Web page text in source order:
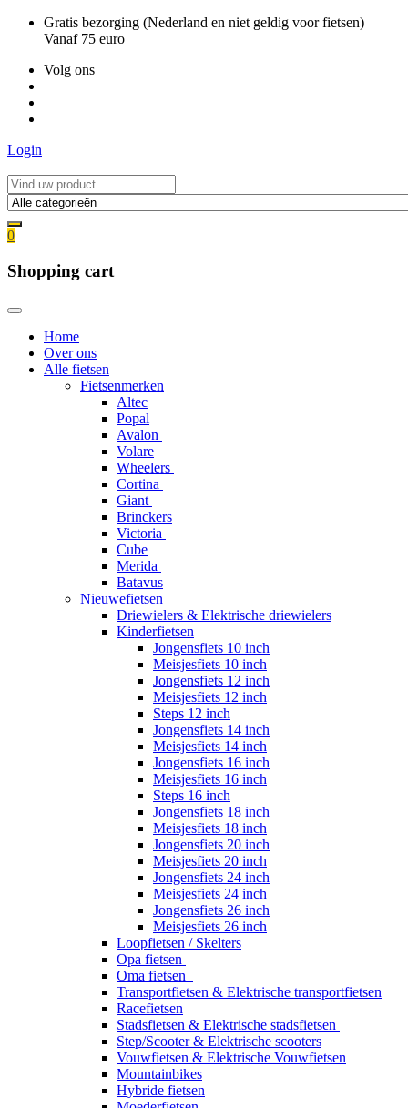
inhoud
Gratis bezorging (Nederland en niet geldig voor fietsen)
Vanaf 75 euro
Volg ons
Login
0
Shopping cart
Home
Over ons
Alle fietsen
Fietsenmerken
Altec
Popal
Avalon
Volare
Wheelers
Cortina
Giant
Brinckers
Victoria
Cube
Merida
Batavus
Nieuwefietsen
Driewielers & Elektrische driewielers
Kinderfietsen
Jongensfiets 10 inch
Meisjesfiets 10 inch
Jongensfiets 12 inch
Meisjesfiets 12 inch
Steps 12 inch
Jongensfiets 14 inch
Meisjesfiets 14 inch
Jongensfiets 16 inch
Meisjesfiets 16 inch
Steps 16 inch
Jongensfiets 18 inch
Meisjesfiets 18 inch
Jongensfiets 20 inch
Meisjesfiets 20 inch
Jongensfiets 24 inch
Meisjesfiets 24 inch
Jongensfiets 26 inch
Meisjesfiets 26 inch
Loopfietsen / Skelters
Opa fietsen
Oma fietsen
Transportfietsen & Elektrische transportfietsen
Racefietsen
Stadsfietsen & Elektrische stadsfietsen
Step/Scooter & Elektrische scooters
Vouwfietsen & Elektrische Vouwfietsen
Mountainbikes
Hybride fietsen